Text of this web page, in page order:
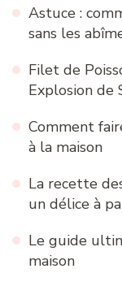
Astuce :
sans les
Filet de
Explosion de
Comment
à la maison
La recette
un délice à
Le guide
maison